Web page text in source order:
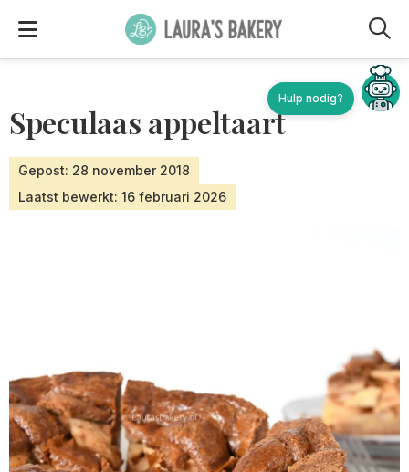
Speculaas appeltaart
Gepost: 28 november 2018
Laatst bewerkt: 16 februari 2026
Hulp nodig?